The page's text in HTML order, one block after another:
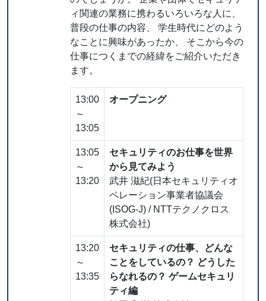
ィ関連の業務に携わるいろいろな人に、
普段の仕事の内容、 学生時代にどのよう
なことに興味があったか、 そこから今の
仕事につくまでの経緯をご紹介いただき
ます。
13:00
～
13:05
オープニング
13:05
～
13:20
セキュリティのお仕事を世界
から見てみよう
武井 滋紀(日本セキュリティオ
ペレーション事業者協議会
(ISOG-J) / NTTテクノクロス
株式会社)
13:20
～
13:35
セキュリティの仕事、どんな
ことをしているの？ どうした
らなれるの？ ゲームセキュリ
ティ編